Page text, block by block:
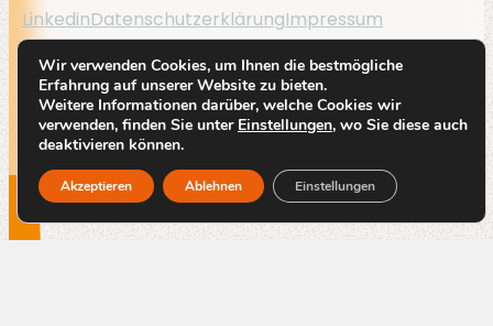
LinkedinDatenschutzerklärungImpressum
ByCode Blauw
Wir verwenden Cookies, um Ihnen die bestmögliche
Erfahrung auf unserer Website zu bieten.
Weitere Informationen darüber, welche Cookies wir
verwenden, finden Sie unter Einstellungen, wo Sie diese auch
deaktivieren können.
Akzeptieren Ablehnen Einstellungen